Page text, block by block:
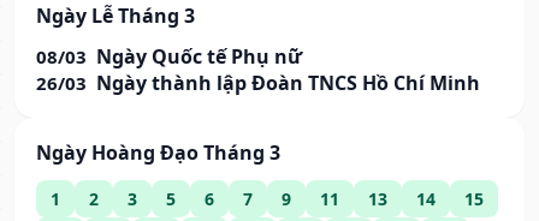
Ngày Lễ Tháng 3
08/03 Ngày Quốc tế Phụ nữ
26/03 Ngày thành lập Đoàn TNCS Hồ Chí Minh
Ngày Hoàng Đạo Tháng 3
1 2 3 5 6 7 9 11 13 14
15